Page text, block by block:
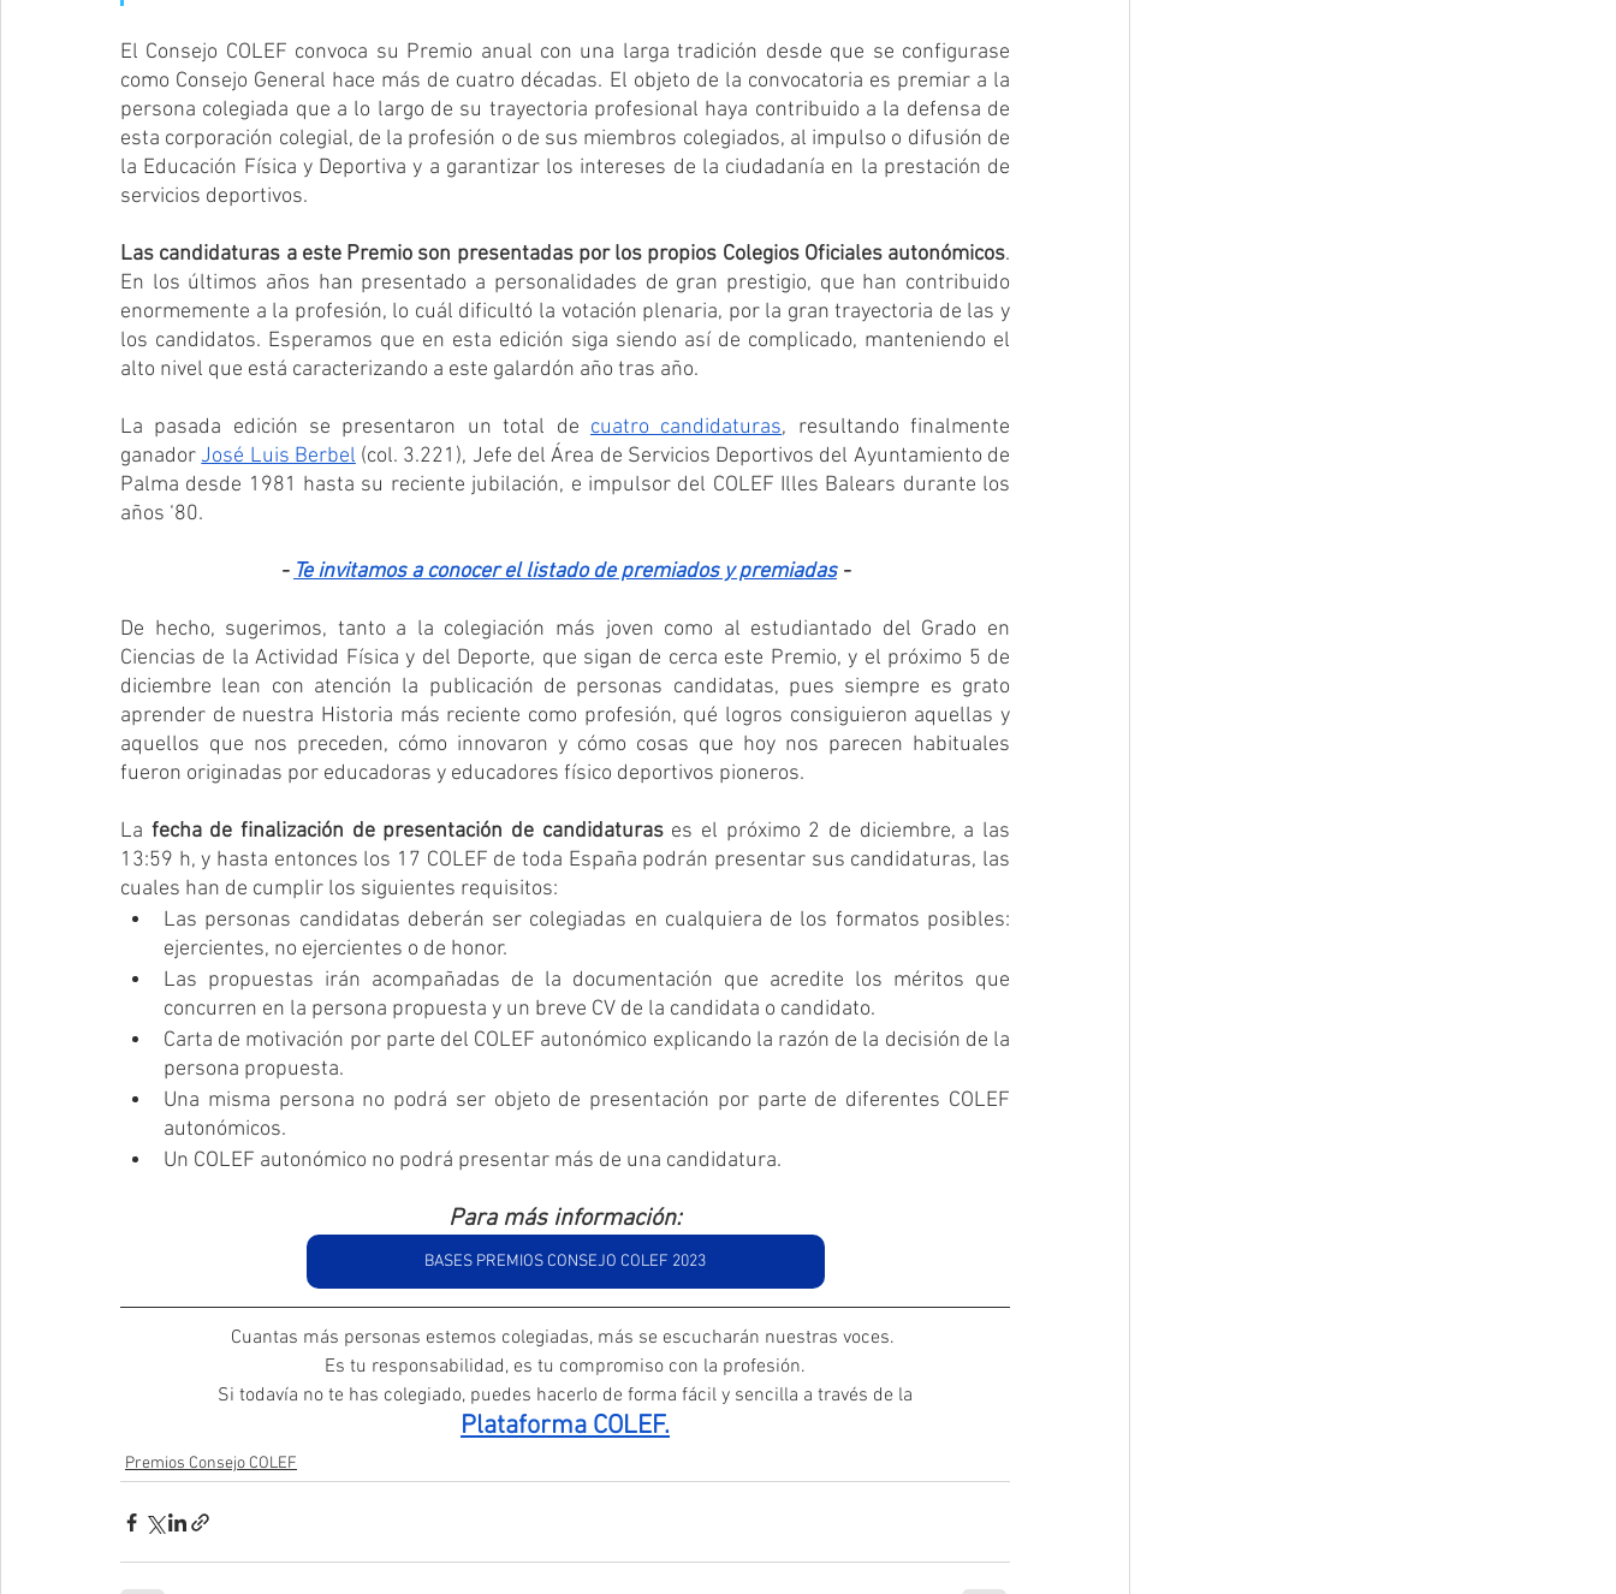
El Consejo COLEF convoca su Premio anual con una larga tradición desde que se configurase
como Consejo General hace más de cuatro décadas. El objeto de la convocatoria es premiar a la
persona colegiada que a lo largo de su trayectoria profesional haya contribuido a la defensa de
esta corporación colegial, de la profesión o de sus miembros colegiados, al impulso o difusión de
la Educación Física y Deportiva y a garantizar los intereses de la ciudadanía en la prestación de
servicios deportivos.
Las candidaturas a este Premio son presentadas por los propios Colegios Oficiales autonómicos.
En los últimos años han presentado a personalidades de gran prestigio, que han contribuido
enormemente a la profesión, lo cuál dificultó la votación plenaria, por la gran trayectoria de las y
los candidatos. Esperamos que en esta edición siga siendo así de complicado, manteniendo el
alto nivel que está caracterizando a este galardón año tras año.
La pasada edición se presentaron un total de cuatro candidaturas, resultando finalmente
ganador José Luis Berbel (col. 3.221), Jefe del Área de Servicios Deportivos del Ayuntamiento de
Palma desde 1981 hasta su reciente jubilación, e impulsor del COLEF Illes Balears durante los
años ‘80.
- Te invitamos a conocer el listado de premiados y premiadas -
De hecho, sugerimos, tanto a la colegiación más joven como al estudiantado del Grado en
Ciencias de la Actividad Física y del Deporte, que sigan de cerca este Premio, y el próximo 5 de
diciembre lean con atención la publicación de personas candidatas, pues siempre es grato
aprender de nuestra Historia más reciente como profesión, qué logros consiguieron aquellas y
aquellos que nos preceden, cómo innovaron y cómo cosas que hoy nos parecen habituales
fueron originadas por educadoras y educadores físico deportivos pioneros.
La fecha de finalización de presentación de candidaturas es el próximo 2 de diciembre, a las
13:59 h, y hasta entonces los 17 COLEF de toda España podrán presentar sus candidaturas, las
cuales han de cumplir los siguientes requisitos:
Las personas candidatas deberán ser colegiadas en cualquiera de los formatos posibles:
ejercientes, no ejercientes o de honor.
Las propuestas irán acompañadas de la documentación que acredite los méritos que
concurren en la persona propuesta y un breve CV de la candidata o candidato.
Carta de motivación por parte del COLEF autonómico explicando la razón de la decisión de la
persona propuesta.
Una misma persona no podrá ser objeto de presentación por parte de diferentes COLEF
autonómicos.
Un COLEF autonómico no podrá presentar más de una candidatura.
Para más información:
BASES PREMIOS CONSEJO COLEF 2023
Cuantas más personas estemos colegiadas, más se escucharán nuestras voces.
Es tu responsabilidad, es tu compromiso con la profesión.
Si todavía no te has colegiado, puedes hacerlo de forma fácil y sencilla a través de la
Plataforma COLEF.
Premios Consejo COLEF